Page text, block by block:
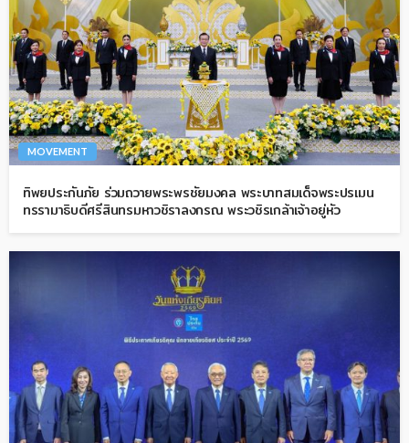
MOVEMENT
ทิพยประกันภัย ร่วมถวายพระพรชัยมงคล พระบาทสมเด็จพระปรเมน
ทรรามาธิบดีศรีสินทรมหาวชิราลงกรณ พระวชิรเกล้าเจ้าอยู่หัว